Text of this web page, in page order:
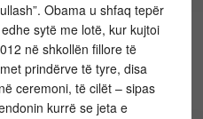
Obama u shfaq tepër
sytë me lotë, kur kujtoi
në shkollën fillore të
prindërve të tyre, disa
ceremoni, të cilët – sipas
kurrë se jeta e